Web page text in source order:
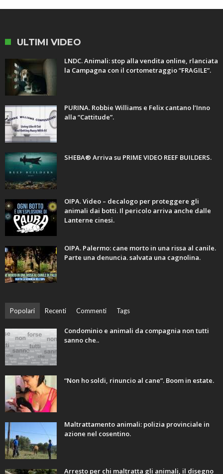
ULTIMI VIDEO
LNDC. Animali: stop alla vendita online, rlanciata
la Campagna con il cortometraggio “FRAGILE”.
PURINA. Robbie Williams e Felix cantano l’Inno
alla “Cattitude”.
SHEBA® Arriva su PRIME VIDEO REEF BUILDERS.
OIPA. Video – decalogo per proteggere gli
animali dai botti. Il pericolo arriva anche dalle
Lanterne cinesi.
OIPA. Palermo: cane morto in una rissa al canile.
Parte una denuncia. salvata una cagnolina.
Popolari Recenti Commenti Tags
Condominio e animali da compagnia non tutti
sanno che..
“Non ho soldi, rinuncio al cane”. Boom in estate.
Maltrattamento animali: polizia provinciale in
azione nel cosentino.
Arresto per chi maltratta gli animali, il disegno